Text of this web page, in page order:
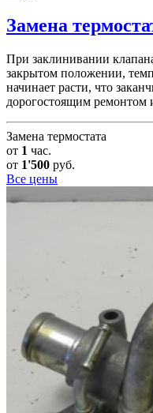
Замена
При заклинивании
закрытом положении,
начинает расти, что
дорогостоящим ремонтом
Замена термостата
от 1 час.
от 1'500 руб.
Все цены